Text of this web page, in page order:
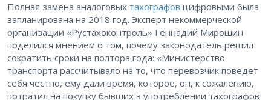
Полная замена аналоговых тахографов цифровыми была
запланирована на 2018 год. Эксперт некоммерческой
организации «Рустахоконтроль» Геннадий Мирошин
поделился мнением о том, почему законодатель решил
сократить сроки на полтора года: «Министерство
транспорта рассчитывало на то, что перевозчик поведет
себя честно, ему дали время, которое, он, к сожалению,
потратил на покупку бывших в употреблении тахографов